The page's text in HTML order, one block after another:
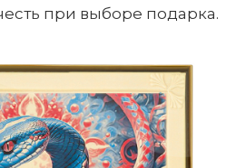
при выборе подарка.